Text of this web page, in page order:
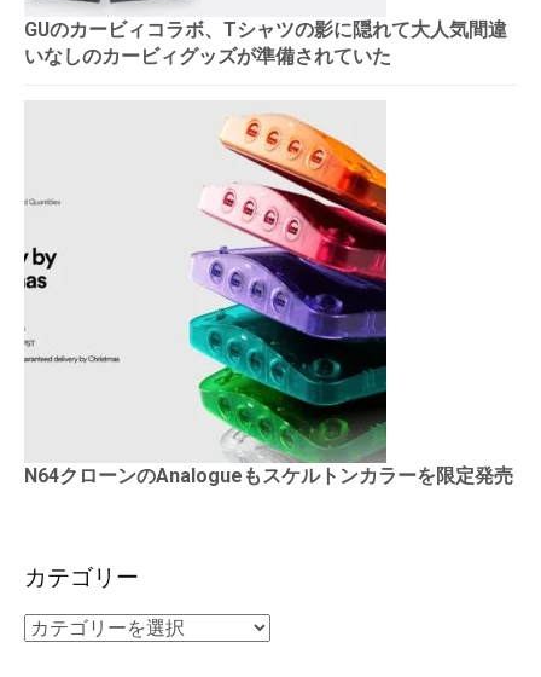
GUのカービィコラボ、Tシャツの影に隠れて大人気間違
いなしのカービィグッズが準備されていた
N64クローンのAnalogueもスケルトンカラーを限定発売
カテゴリー